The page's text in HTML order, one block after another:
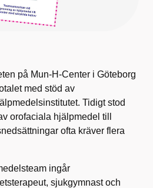
på Mun-H-Center i Göteborg
med stöd av
Tidigt stod
orofaciala hjälpmedel till
ofta kräver flera
ingår
sjukgymnast och